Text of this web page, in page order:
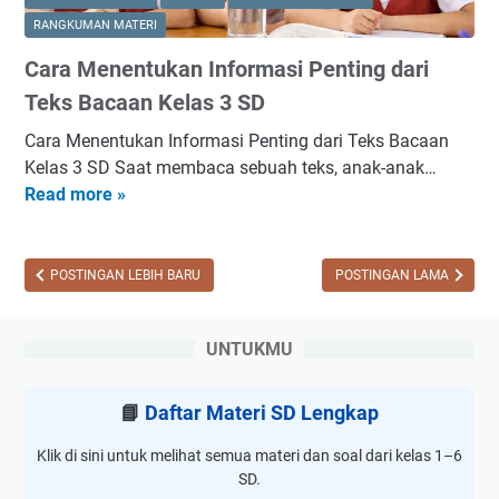
u
m
M
e
d
e
P
r
i
a
d
i
K
a
t
e
n
d
a
P
a
r
a
t
E
f
k
t
i
M
e
a
RANGKUMAN MATERI
Cara Menentukan Informasi Penting dari
Teks Bacaan Kelas 3 SD
Cara Menentukan Informasi Penting dari Teks Bacaan
Kelas 3 SD Saat membaca sebuah teks, anak-anak…
Read more »
a
n
u
POSTINGAN LEBIH BARU POSTINGAN LAMA
UNTUKMU
📘 Daftar Materi SD Lengkap
Klik di sini untuk melihat semua materi dan soal dari kelas 1–6
SD.